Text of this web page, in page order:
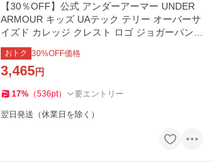
【30％OFF】公式 アンダーアーマー UNDER
ARMOUR キッズ UAテック テリー オーバーサ
イズド カレッジ クレスト ロゴ ジョガーパンツ
Train パンツ 6007826
おトク 30%OFF価格
3,465円
17% （536pt） 要エントリー
翌日発送（休業日を除く）